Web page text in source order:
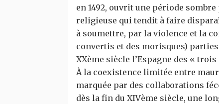
en 1492, ouvrit une période
religieuse qui tendit à faire
à soumettre, par la violence et la
convertis et des morisques)
XXème siècle l’Espagne des «
À la coexistence limitée entre
marquée par des collaborations
dès la fin du XIVème siècle, une